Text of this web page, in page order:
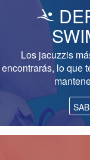
Los jacuzzis
encontrarás, lo que